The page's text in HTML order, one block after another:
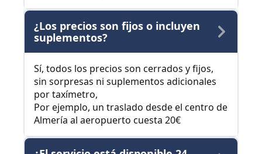
¿Los precios son fijos o incluyen
suplementos?
Sí, todos los precios son cerrados y fijos,
sin sorpresas ni suplementos adicionales
por taxímetro,
Por ejemplo, un traslado desde el centro de
Almería al aeropuerto cuesta 20€